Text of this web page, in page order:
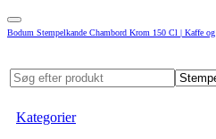
Bodum Stempelkande Chambord Krom 150 Cl | Kaffe og
Kategorier